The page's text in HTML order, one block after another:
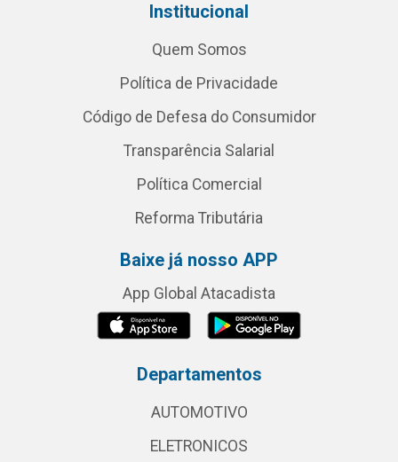
Institucional
Quem Somos
Política de Privacidade
Código de Defesa do Consumidor
Transparência Salarial
Política Comercial
Reforma Tributária
Baixe já nosso APP
App Global Atacadista
Departamentos
AUTOMOTIVO
ELETRONICOS